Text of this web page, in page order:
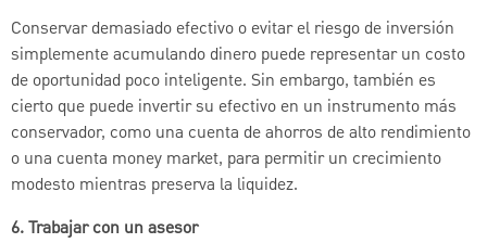
Conservar demasiado efectivo o evitar el riesgo de inversión
simplemente acumulando dinero puede representar un costo
de oportunidad poco inteligente. Sin embargo, también es
cierto que puede invertir su efectivo en un instrumento más
conservador, como una cuenta de ahorros de alto rendimiento
o una cuenta money market, para permitir un crecimiento
modesto mientras preserva la liquidez.
6. Trabajar con un asesor